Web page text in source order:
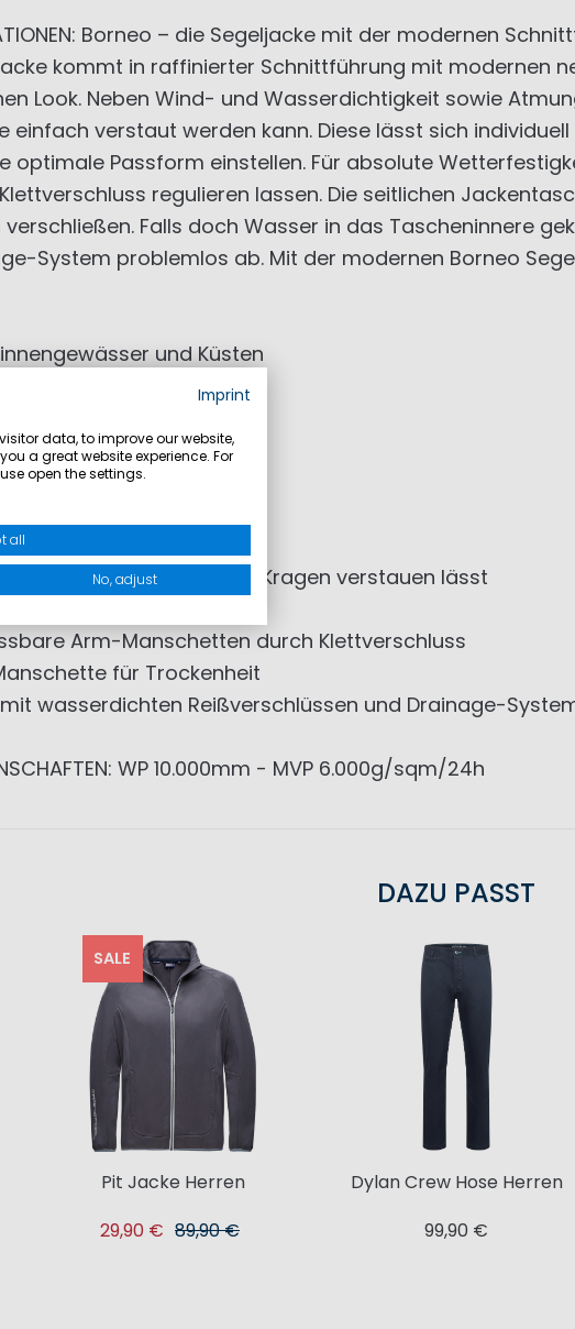
Borneo – die Segeljacke mit der modernen
kommt in raffinierter Schnittführung mit modernen
Look. Neben Wind- und Wasserdichtigkeit sowie
einfach verstaut werden kann. Diese lässt sich
optimale Passform einstellen. Für absolute
regulieren lassen. Die seitlichen
verschließen. Falls doch Wasser in das Tascheninnere
System problemlos ab. Mit der modernen Borneo
und Küsten
Reißverschlüsse
Kapuze, die sich im Kragen verstauen lässt
Arm-Manschetten durch Klettverschluss
für Trockenheit
wasserdichten Reißverschlüssen und Drainage-
WP 10.000mm - MVP 6.000g/sqm/24h
DAZU PASST
SALE
Pit Jacke Herren
29,90 € 89,90 €
Dylan Crew Hose Herren
99,90 €
Imprint
data, to improve our website,
a great website experience. For
open the settings.
all
No, adjust